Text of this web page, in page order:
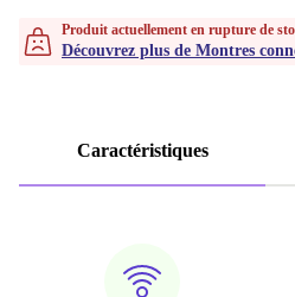
Produit actuellement en rupture de
Découvrez plus de Montres
Caractéristiques